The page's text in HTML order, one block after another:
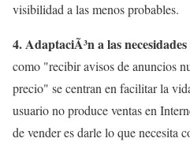
visibilidad a las menos probables.
4. AdaptaciÃ³n a las
como "recibir avisos de anuncios
precio" se centran en facilitar la
usuario no produce ventas en
de vender es darle lo que necesita